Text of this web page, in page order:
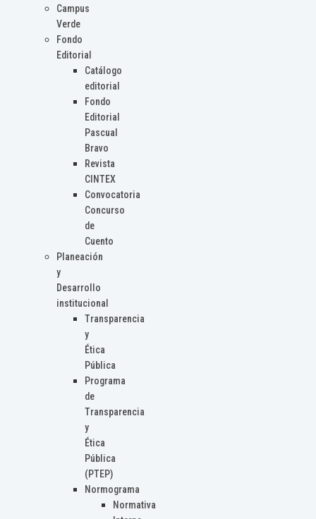
Campus
Verde
Fondo
Editorial
Catálogo
editorial
Fondo
Editorial
Pascual
Bravo
Revista
CINTEX
Convocatoria
Concurso
de
Cuento
Planeación
y
Desarrollo
institucional
Transparencia
y
Ética
Pública
Programa
de
Transparencia
y
Ética
Pública
(PTEP)
Normograma
Normativa